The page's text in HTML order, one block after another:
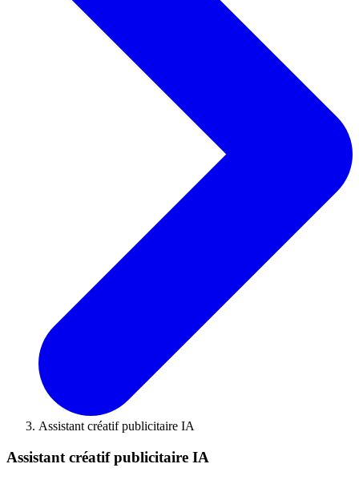
Assistant créatif publicitaire IA
Assistant créatif publicitaire IA